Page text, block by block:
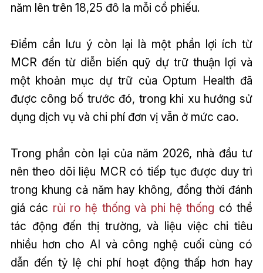
năm lên trên 18,25 đô la mỗi cổ phiếu.
Điểm cần lưu ý còn lại là một phần lợi ích từ
MCR đến từ diễn biến quỹ dự trữ thuận lợi và
một khoản mục dự trữ của Optum Health đã
được công bố trước đó, trong khi xu hướng sử
dụng dịch vụ và chi phí đơn vị vẫn ở mức cao.
Trong phần còn lại của năm 2026, nhà đầu tư
nên theo dõi liệu MCR có tiếp tục được duy trì
trong khung cả năm hay không, đồng thời đánh
giá các rủi ro hệ thống và phi hệ thống có thể
tác động đến thị trường, và liệu việc chi tiêu
nhiều hơn cho AI và công nghệ cuối cùng có
dẫn đến tỷ lệ chi phí hoạt động thấp hơn hay